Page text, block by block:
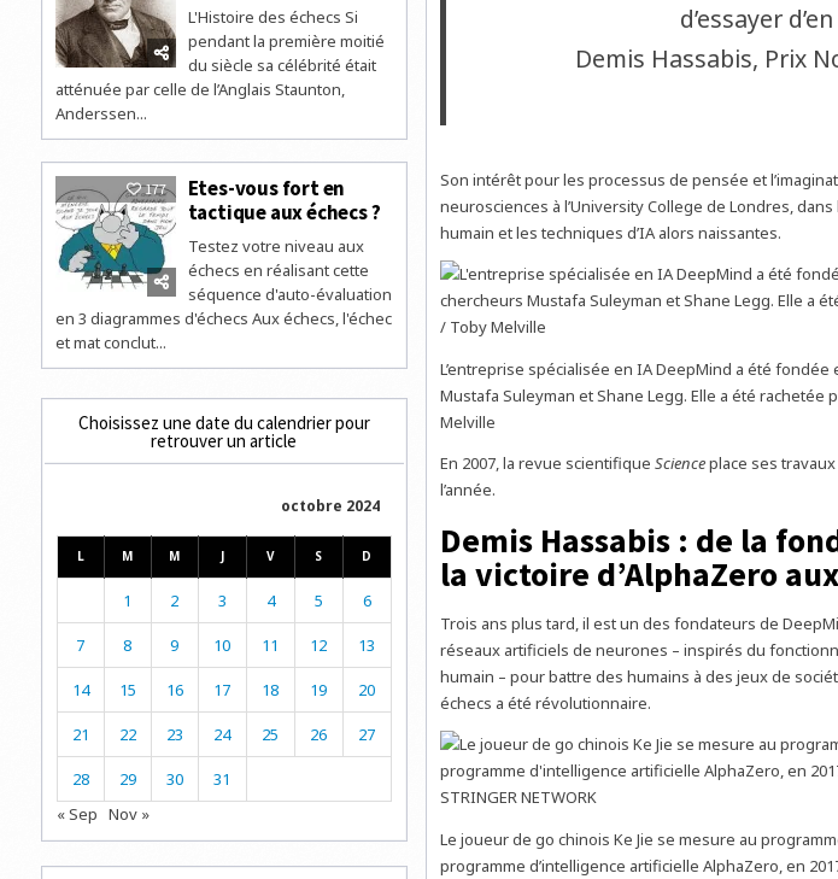
d’essayer
Demis Hassabis, Prix
Son intérêt pour les processus de pensée et
neurosciences à l’University College de Londres,
humain et les techniques d’IA alors naissantes.
L’entreprise spécialisée en IA DeepMind a été
Mustafa Suleyman et Shane Legg. Elle a été rachetée
Melville
En 2007, la revue scientifique Scienceplace ses
l’année.
Demis Hassabis : de la
la victoire d’AlphaZero
Trois ans plus tard, il est un des fondateurs de
réseaux artificiels de neurones – inspirés du
humain – pour battre des humains à des jeux de
échecs a été révolutionnaire.
Le joueur de go chinois Ke Jie se mesure au
programme d’intelligence artificielle AlphaZero, en
L'Histoire des échecs Si
pendant la première moitié
du siècle sa célébrité était
atténuée par celle de l’Anglais Staunton,
Anderssen...
177
Etes-vous fort en
tactique aux échecs ?
Testez votre niveau aux
échecs en réalisant cette
séquence d'auto-évaluation
en 3 diagrammes d'échecs Aux échecs, l'échec
et mat conclut...
Choisissez une date du calendrier pour
retrouver un article
octobre 2024
L M M J V S D
1 2 3 4 5 6
7 8 9 10 11 12 13
14 15 16 17 18 19 20
21 22 23 24 25 26 27
28 29 30
31
« Sep Nov »